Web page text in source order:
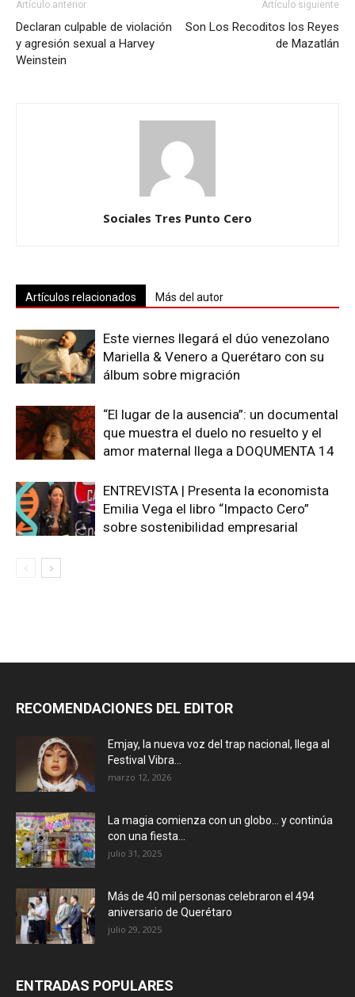
Artículo anterior
Declaran culpable de violación
y agresión sexual a Harvey
Weinstein
Artículo siguiente
Son Los Recoditos los Reyes
de Mazatlán
Sociales Tres Punto Cero
Artículos relacionados Más del autor
Este viernes llegará el dúo venezolano
Mariella & Venero a Querétaro con su
álbum sobre migración
“El lugar de la ausencia”: un documental
que muestra el duelo no resuelto y el
amor maternal llega a DOQUMENTA 14
ENTREVISTA | Presenta la economista
Emilia Vega el libro “Impacto Cero”
sobre sostenibilidad empresarial
RECOMENDACIONES DEL EDITOR
Emjay, la nueva voz del trap nacional, llega al
Festival Vibra...
marzo 12, 2026
La magia comienza con un globo… y continúa
con una fiesta...
julio 31, 2025
Más de 40 mil personas celebraron el 494
aniversario de Querétaro
julio 29, 2025
ENTRADAS POPULARES